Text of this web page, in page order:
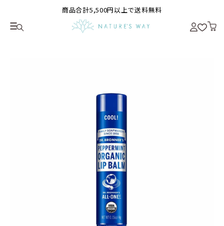
商品合計5,500円以上で送料無料